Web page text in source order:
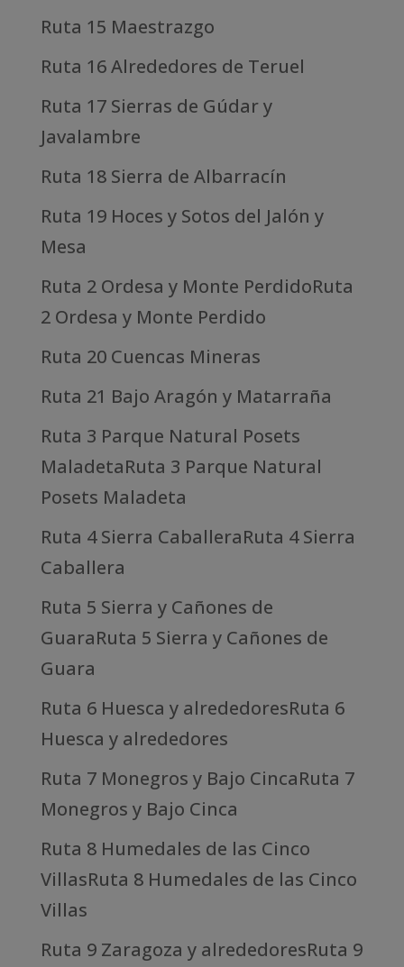
Ruta 15 Maestrazgo
Ruta 16 Alrededores de Teruel
Ruta 17 Sierras de Gúdar y
Javalambre
Ruta 18 Sierra de Albarracín
Ruta 19 Hoces y Sotos del Jalón y
Mesa
Ruta 2 Ordesa y Monte PerdidoRuta
2 Ordesa y Monte Perdido
Ruta 20 Cuencas Mineras
Ruta 21 Bajo Aragón y Matarraña
Ruta 3 Parque Natural Posets
MaladetaRuta 3 Parque Natural
Posets Maladeta
Ruta 4 Sierra CaballeraRuta 4 Sierra
Caballera
Ruta 5 Sierra y Cañones de
GuaraRuta 5 Sierra y Cañones de
Guara
Ruta 6 Huesca y alrededoresRuta 6
Huesca y alrededores
Ruta 7 Monegros y Bajo CincaRuta 7
Monegros y Bajo Cinca
Ruta 8 Humedales de las Cinco
VillasRuta 8 Humedales de las Cinco
Villas
Ruta 9 Zaragoza y alrededoresRuta 9